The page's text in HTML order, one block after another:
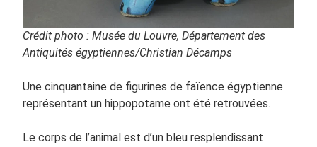
Crédit photo : Musée du Louvre, Département des
Antiquités égyptiennes/Christian Décamps
Une cinquantaine de figurines de faïence égyptienne
représentant un hippopotame ont été retrouvées.
Le corps de l’animal est d’un bleu resplendissant